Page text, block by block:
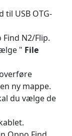
til USB OTG-
N2/Flip.
" File
ny mappe.
du vælge de